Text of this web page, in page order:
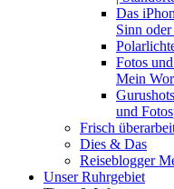
Das
Sinn
Fotos
Mein
und
Frisch
Dies & Das
Reiseblogger
Unser Ruhrgebiet